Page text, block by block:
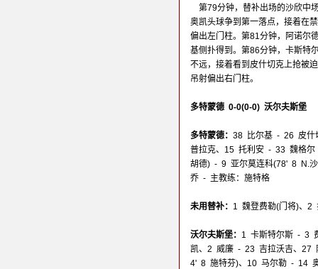
第79分钟，替补出场的沙欣中
奥凯头球争到第一落点，接着在
偏出左门柱。第81分钟，阿诺尔
基侧扑得到。第86分钟，卡斯特
不远，接着看到皮什切克上抢被
吊射偏出右门柱。
多特蒙德 0-0(0-0) 沃尔夫斯堡
多特蒙德： 38 比尔基 - 26 皮什
普拉克、15 托利安 - 33 魏格
胡德) - 9 亚尔莫连科(78' 8 N.
乔 - 主教练：施特格
未用替补： 1 魏登费勒(门将)、2
沃尔夫斯堡： 1 卡斯特尔斯 - 3
凯、2 威廉 - 23 吉拉沃吉、27
4' 8 施特芬)、10 马尔勒 - 14